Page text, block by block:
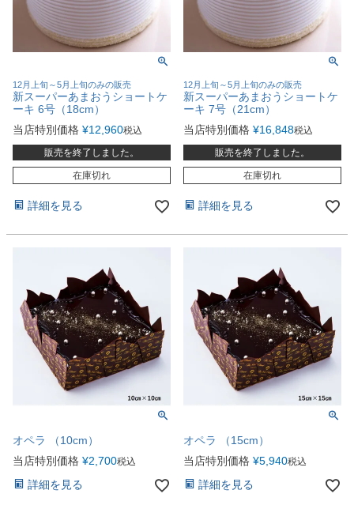
12月上旬～5月上旬のみの販売
新スーパーあまおうショートケ
ーキ 6号（18cm）
当店特別価格 ¥12,960税込
販売を終了しました。
在庫切れ
詳細を見る
12月上旬～5月上旬のみの販売
新スーパーあまおうショートケ
ーキ 7号（21cm）
当店特別価格 ¥16,848税込
販売を終了しました。
在庫切れ
詳細を見る
オペラ （10cm）
当店特別価格 ¥2,700税込
詳細を見る
オペラ （15cm）
当店特別価格 ¥5,940税込
詳細を見る